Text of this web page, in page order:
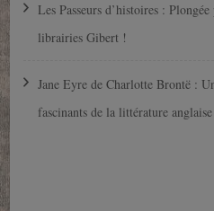
Les Passeurs d’histoires :
librairies Gibert !
Jane Eyre de Charlotte Brontë :
fascinants de la littérature